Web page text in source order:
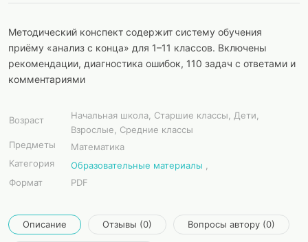
Методический конспект содержит систему обучения
приёму «анализ с конца» для 1–11 классов. Включены
рекомендации, диагностика ошибок, 110 задач с ответами и
комментариями
Возраст
Начальная школа, Старшие классы, Дети,
Взрослые, Средние классы
Предметы
Математика
Категория
Образовательные материалы
Формат
PDF
Описание Отзывы (0) Вопросы автору (0)